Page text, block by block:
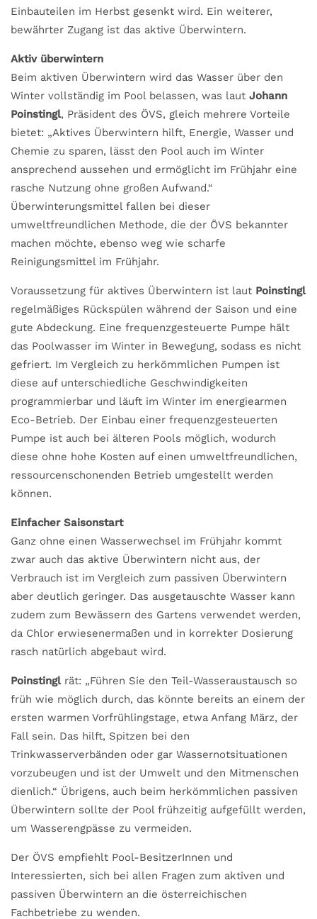
Einbauteilen im Herbst gesenkt wird. Ein weiterer,
bewährter Zugang ist das aktive Überwintern.
Aktiv überwintern
Beim aktiven Überwintern wird das Wasser über den
Winter vollständig im Pool belassen, was laut Johann
Poinstingl, Präsident des ÖVS, gleich mehrere Vorteile
bietet: „Aktives Überwintern hilft, Energie, Wasser und
Chemie zu sparen, lässt den Pool auch im Winter
ansprechend aussehen und ermöglicht im Frühjahr eine
rasche Nutzung ohne großen Aufwand.“
Überwinterungsmittel fallen bei dieser
umweltfreundlichen Methode, die der ÖVS bekannter
machen möchte, ebenso weg wie scharfe
Reinigungsmittel im Frühjahr.
Voraussetzung für aktives Überwintern ist laut Poinstingl
regelmäßiges Rückspülen während der Saison und eine
gute Abdeckung. Eine frequenzgesteuerte Pumpe hält
das Poolwasser im Winter in Bewegung, sodass es nicht
gefriert. Im Vergleich zu herkömmlichen Pumpen ist
diese auf unterschiedliche Geschwindigkeiten
programmierbar und läuft im Winter im energiearmen
Eco-Betrieb. Der Einbau einer frequenzgesteuerten
Pumpe ist auch bei älteren Pools möglich, wodurch
diese ohne hohe Kosten auf einen umweltfreundlichen,
ressourcenschonenden Betrieb umgestellt werden
können.
Einfacher Saisonstart
Ganz ohne einen Wasserwechsel im Frühjahr kommt
zwar auch das aktive Überwintern nicht aus, der
Verbrauch ist im Vergleich zum passiven Überwintern
aber deutlich geringer. Das ausgetauschte Wasser kann
zudem zum Bewässern des Gartens verwendet werden,
da Chlor erwiesenermaßen und in korrekter Dosierung
rasch natürlich abgebaut wird.
Poinstinglrät: „Führen Sie den Teil-Wasseraustausch so
früh wie möglich durch, das könnte bereits an einem der
ersten warmen Vorfrühlingstage, etwa Anfang März, der
Fall sein. Das hilft, Spitzen bei den
Trinkwasserverbänden oder gar Wassernotsituationen
vorzubeugen und ist der Umwelt und den Mitmenschen
dienlich.“ Übrigens, auch beim herkömmlichen passiven
Überwintern sollte der Pool frühzeitig aufgefüllt werden,
um Wasserengpässe zu vermeiden.
Der ÖVS empfiehlt Pool-BesitzerInnen und
Interessierten, sich bei allen Fragen zum aktiven und
passiven Überwintern an die österreichischen
Fachbetriebe zu wenden.